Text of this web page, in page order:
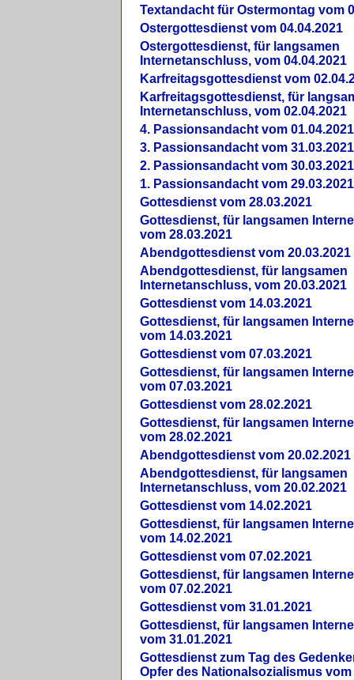
Textandacht für Ostermontag vom
Ostergottesdienst vom 04.04.2021
Ostergottesdienst, für langsamen
Internetanschluss, vom 04.04.2021
Karfreitagsgottesdienst vom
Karfreitagsgottesdienst, für
Internetanschluss, vom 02.04.2021
4. Passionsandacht vom 01.04.2021
3. Passionsandacht vom 31.03.2021
2. Passionsandacht vom 30.03.2021
1. Passionsandacht vom 29.03.2021
Gottesdienst vom 28.03.2021
Gottesdienst, für langsamen
vom 28.03.2021
Abendgottesdienst vom 20.03.2021
Abendgottesdienst, für langsamen
Internetanschluss, vom 20.03.2021
Gottesdienst vom 14.03.2021
Gottesdienst, für langsamen
vom 14.03.2021
Gottesdienst vom 07.03.2021
Gottesdienst, für langsamen
vom 07.03.2021
Gottesdienst vom 28.02.2021
Gottesdienst, für langsamen
vom 28.02.2021
Abendgottesdienst vom 20.02.2021
Abendgottesdienst, für langsamen
Internetanschluss, vom 20.02.2021
Gottesdienst vom 14.02.2021
Gottesdienst, für langsamen
vom 14.02.2021
Gottesdienst vom 07.02.2021
Gottesdienst, für langsamen
vom 07.02.2021
Gottesdienst vom 31.01.2021
Gottesdienst, für langsamen
vom 31.01.2021
Gottesdienst zum Tag des
Opfer des Nationalsozialismus vom